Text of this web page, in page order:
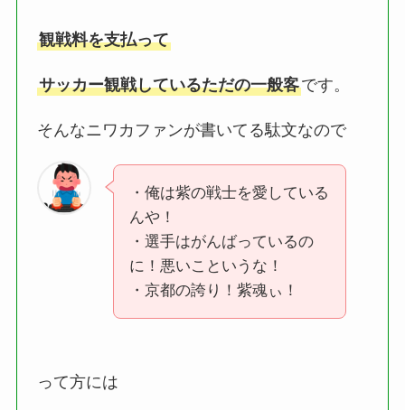
観戦料を支払って
サッカー観戦しているただの一般客です。
そんなニワカファンが書いてる駄文なので
・俺は紫の戦士を愛している
んや！
・選手はがんばっているの
に！悪いこというな！
・京都の誇り！紫魂ぃ！
って方には